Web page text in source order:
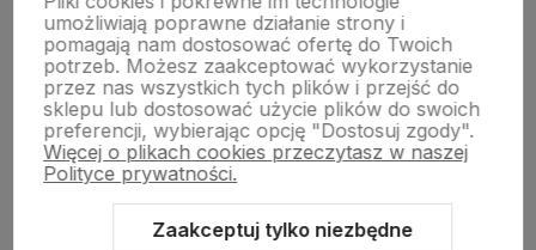
Płatności i dostawa
Informacje
umożliwiają poprawne działanie strony i
pomagają nam dostosować ofertę do Twoich
potrzeb. Możesz zaakceptować wykorzystanie
przez nas wszystkich tych plików i przejść do
sklepu lub dostosować użycie plików do swoich
preferencji, wybierając opcję "Dostosuj zgody".
Więcej o plikach cookies przeczytasz w naszej
Polityce prywatności.
Zaakceptuj tylko niezbędne